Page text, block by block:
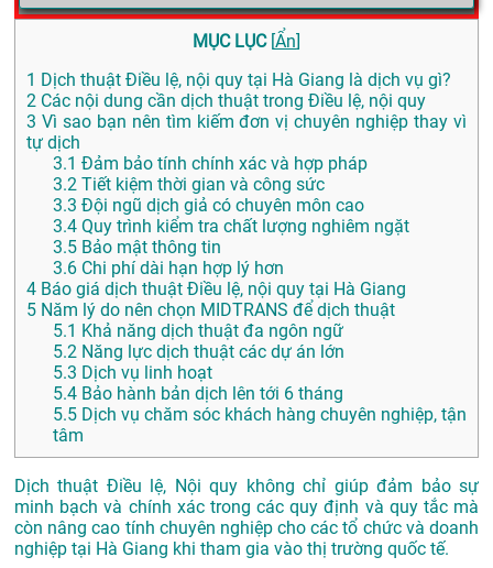
MỤC LỤC [Ẩn]
1 Dịch thuật Điều lệ, nội quy tại Hà Giang là dịch vụ gì?
2 Các nội dung cần dịch thuật trong Điều lệ, nội quy
3 Vì sao bạn nên tìm kiếm đơn vị chuyên nghiệp thay vì
tự dịch
3.1 Đảm bảo tính chính xác và hợp pháp
3.2 Tiết kiệm thời gian và công sức
3.3 Đội ngũ dịch giả có chuyên môn cao
3.4 Quy trình kiểm tra chất lượng nghiêm ngặt
3.5 Bảo mật thông tin
3.6 Chi phí dài hạn hợp lý hơn
4 Báo giá dịch thuật Điều lệ, nội quy tại Hà Giang
5 Năm lý do nên chọn MIDTRANS để dịch thuật
5.1 Khả năng dịch thuật đa ngôn ngữ
5.2 Năng lực dịch thuật các dự án lớn
5.3 Dịch vụ linh hoạt
5.4 Bảo hành bản dịch lên tới 6 tháng
5.5 Dịch vụ chăm sóc khách hàng chuyên nghiệp, tận
tâm
Dịch thuật Điều lệ, Nội quy không chỉ giúp đảm bảo sự
minh bạch và chính xác trong các quy định và quy tắc mà
còn nâng cao tính chuyên nghiệp cho các tổ chức và doanh
nghiệp tại Hà Giang khi tham gia vào thị trường quốc tế.